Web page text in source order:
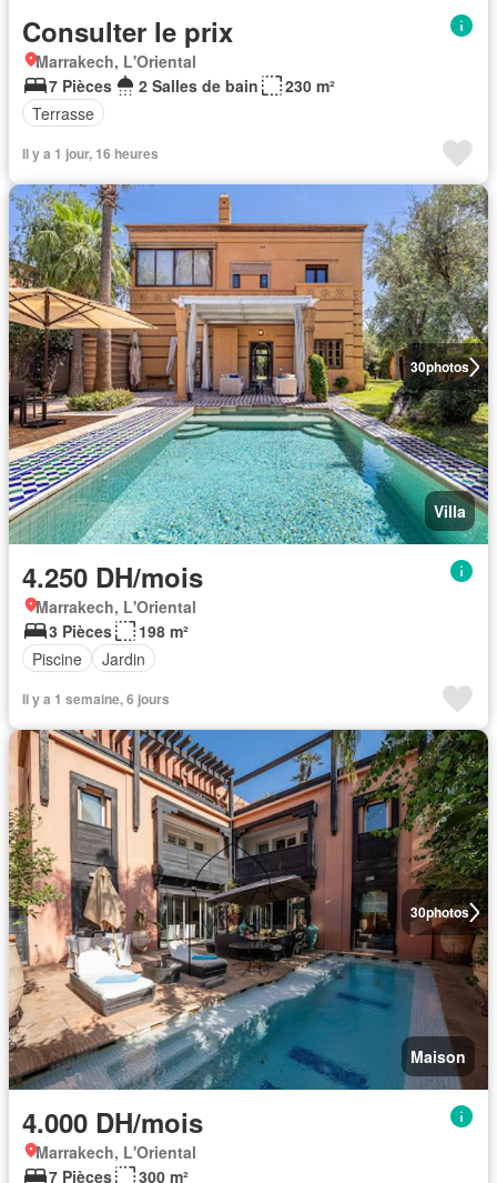
Consulter le prix
Marrakech, L'Oriental
7 Pièces
2 Salles de bain
230 m²
Terrasse
Il y a 1 jour, 16 heures
30photos
Villa
4.250 DH/mois
Marrakech, L'Oriental
3 Pièces
198 m²
Piscine
Jardin
Il y a 1 semaine, 6 jours
30photos
Maison
4.000 DH/mois
Marrakech, L'Oriental
7 Pièces
300 m²